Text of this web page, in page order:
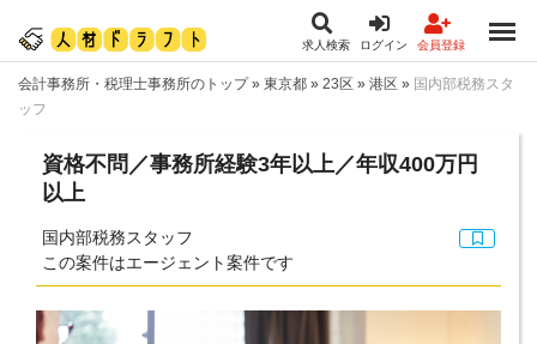
求人検索 ログイン 会員登録
会計事務所・税理士事務所のトップ» 東京都 » 23区 » 港区 » 国内部税務スタ
ッフ
資格不問／事務所経験3年以上／年収400万円
以上
国内部税務スタッフ
この案件はエージェント案件です